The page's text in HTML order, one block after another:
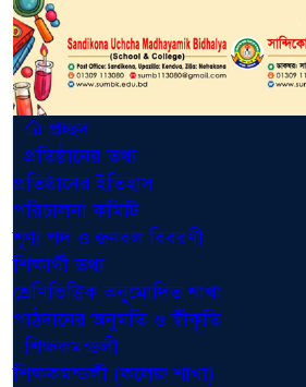
প্রচ্ছদ
প্রতিষ্ঠানের তথ্য
প্রতিষ্ঠানের ইতিহাস
পরিচালনা কমিটি
শূণ্য পদ ও জনবল বিবরণী
শিক্ষার্থী তথ্য
শ্রেণিভিত্তিক অনুমোদিত শাখা
পাঠদানের অনুমতি ও স্বীকৃতি
শিক্ষকমন্ডলী
শিক্ষকমন্ডলী (কলেজ শাখা)